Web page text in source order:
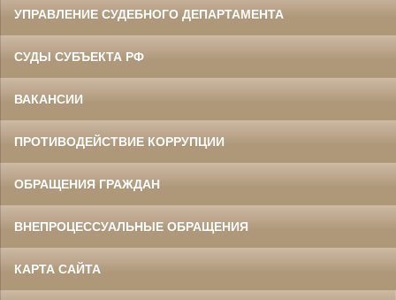
УПРАВЛЕНИЕ СУДЕБНОГО ДЕПАРТАМЕНТА
СУДЫ СУБЪЕКТА РФ
ВАКАНСИИ
ПРОТИВОДЕЙСТВИЕ КОРРУПЦИИ
ОБРАЩЕНИЯ ГРАЖДАН
ВНЕПРОЦЕССУАЛЬНЫЕ ОБРАЩЕНИЯ
КАРТА САЙТА